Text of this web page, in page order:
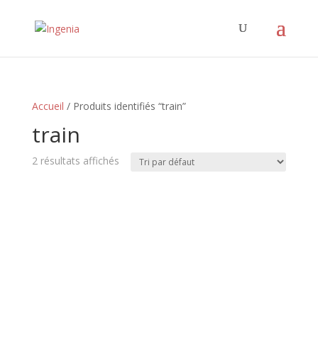
Accueil / Produits identifiés “train”
train
2 résultats affichés